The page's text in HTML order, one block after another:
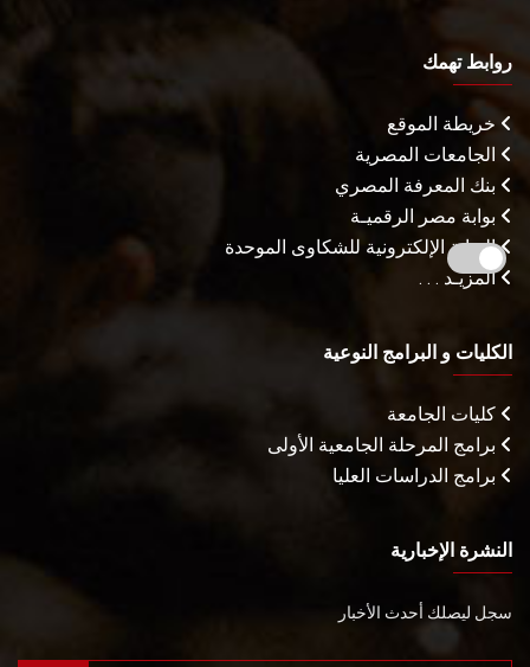
روابط تهمك
خريطة الموقع
الجامعات المصرية
بنك المعرفة المصري
بوابة مصر الرقميـة
البوابة الإلكترونية للشكاوى الموحدة
المزيـد . . .
الكليات و البرامج النوعية
كليات الجامعة
برامج المرحلة الجامعية الأولى
برامج الدراسات العليا
النشرة الإخبارية
سجل ليصلك أحدث الأخبار